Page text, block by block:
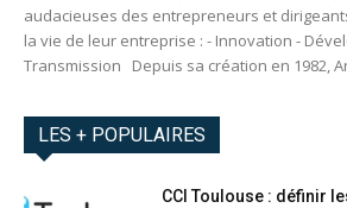
audacieuses des entrepreneurs et
la vie de leur entreprise : - Innovation -
Transmission Depuis sa création en 1982,
LES + POPULAIRES
CCI Toulouse : définir